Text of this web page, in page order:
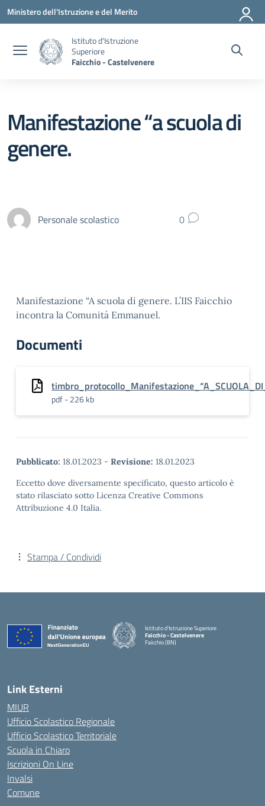
Vai ai contenuti
Vai al menu di navigazione
Vai al footer
Ministero dell'Istruzione e del Merito
Istituto d'Istruzione
Superiore
Faicchio - Castelvenere
Manifestazione “a scuola di
genere.
Personale scolastico 0
Manifestazione “A scuola di genere. L’IIS Faicchio
incontra la Comunità Emmanuel.
Documenti
pdf - 226 kb
Pubblicato: 18.01.2023 - Revisione: 18.01.2023
Eccetto dove diversamente specificato, questo articolo è
stato rilasciato sotto Licenza Creative Commons
Attribuzione 4.0 Italia.
Stampa / Condividi
Istituto d'Istruzione Superiore
Faicchio - Castelvenere
Faicchio (BN)
Link Esterni
MIUR
Ufficio Scolastico Regionale
Ufficio Scolastico Territoriale
Scuola in Chiaro
Iscrizioni On Line
Invalsi
Comune